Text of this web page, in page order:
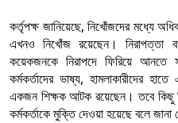
কর্তৃপক্ষ জানিয়েছে, নিখোঁজদের মধ্যে
এখনও নিখোঁজ রয়েছেন। নিরাপত্তা
কয়েকজনকে নিরাপদে ফিরিয়ে আনতে
কর্মকর্তাদের ভাষ্য, হামলাকারীদের
একজন শিক্ষক আটক রয়েছেন। তবে কিছু
কর্মকর্তাকে মুক্তি দেওয়া হয়েছে বলে জানা